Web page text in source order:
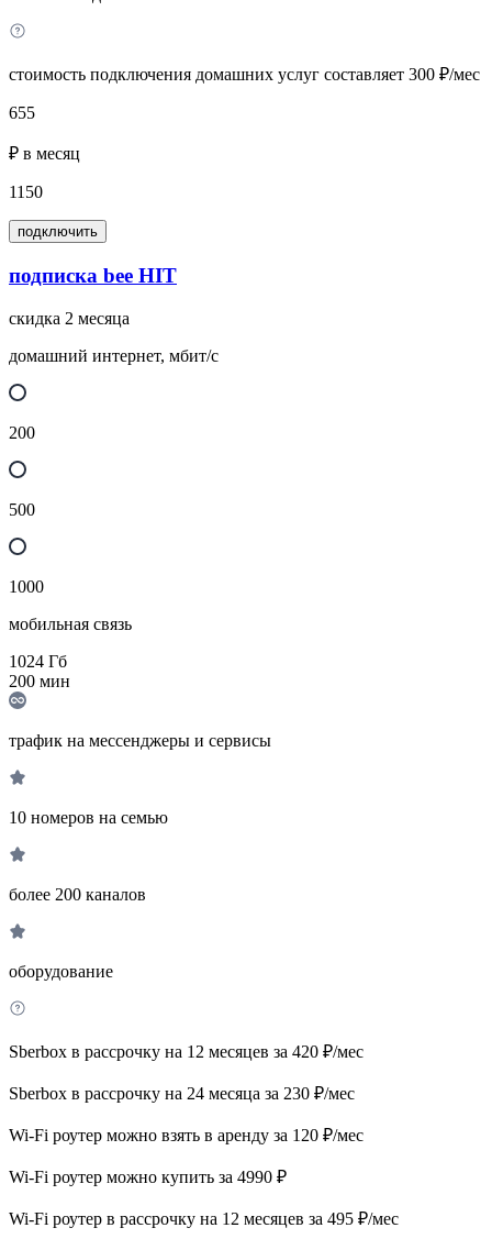
стоимость подключения домашних услуг составляет 300 ₽/мес
655
₽ в месяц
1150
подключить
подписка bee HIT
скидка 2 месяца
домашний интернет, мбит/с
200
500
1000
мобильная связь
1024 Гб
200 мин
трафик на мессенджеры и сервисы
10 номеров на семью
более 200 каналов
оборудование
Sberbox в рассрочку на 12 месяцев за 420 ₽/мес
Sberbox в рассрочку на 24 месяца за 230 ₽/мес
Wi-Fi роутер можно взять в аренду за 120 ₽/мес
Wi-Fi роутер можно купить за 4990 ₽
Wi-Fi роутер в рассрочку на 12 месяцев за 495 ₽/мес